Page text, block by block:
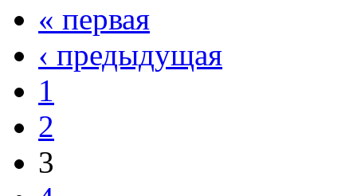
« первая
‹ предыдущая
1
2
3